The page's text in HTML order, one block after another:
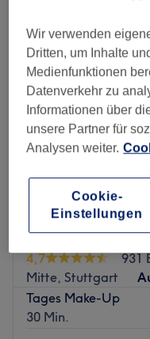
Majesthetik
4,7
931
Mitte, Stuttgart
Tages Make-Up
30 Min.
Wir verwenden
Dritten, um Inhalte
Medienfunktionen
Datenverkehr zu
Informationen über
unsere Partner für
Analysen weiter.
Cookie-
Einstellungen